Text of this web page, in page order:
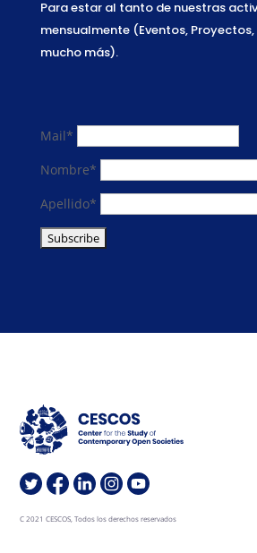
Para estar al tanto de nuestras
mensualmente (Eventos,
mucho más).
Mail*
Nombre*
Apellido*
C 2021 CESCOS, Todos los derechos reservados